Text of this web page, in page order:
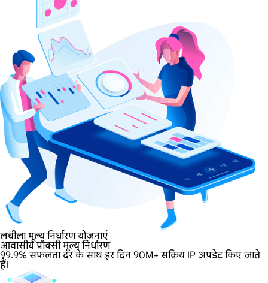
लचीला मूल्य निर्धारण योजनाएं
आवासीय प्रॉक्सी मूल्य निर्धारण
99.9% सफलता दर के साथ हर दिन 90M+ सक्रिय IP अपडेट किए जाते
हैं।